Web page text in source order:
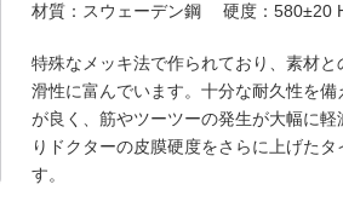
材質：スウェーデン鋼 硬度：
特殊なメッキ法で作られており、素材
滑性に富んでいます。十分な耐久性を
が良く、筋やツーツーの発生が大幅に軽
りドクターの皮膜硬度をさらに上げた
す。